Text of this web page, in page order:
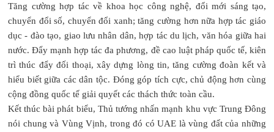
Tăng cường hợp tác về khoa học công nghệ, đổi mới sáng tạo,
chuyển đổi số, chuyển đổi xanh; tăng cường hơn nữa hợp tác giáo
dục - đào tạo, giao lưu nhân dân, hợp tác du lịch, văn hóa giữa hai
nước. Đẩy mạnh hợp tác đa phương, đề cao luật pháp quốc tế, kiên
trì thúc đẩy đối thoại, xây dựng lòng tin, tăng cường đoàn kết và
hiểu biết giữa các dân tộc. Đóng góp tích cực, chủ động hơn cùng
cộng đồng quốc tế giải quyết các thách thức toàn cầu.
Kết thúc bài phát biểu, Thủ tướng nhấn mạnh khu vực Trung Đông
nói chung và Vùng Vịnh, trong đó có UAE là vùng đất của những